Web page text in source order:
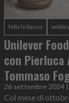
felix lo basso
Unilever
con Pierluca
Tommaso
26 settembre 2024 |
Col mese di